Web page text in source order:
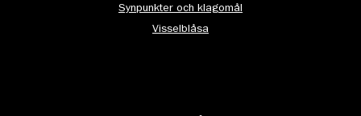
Synpunkter och klagomål
Visselblåsa